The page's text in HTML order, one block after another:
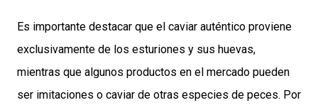
Es importante destacar que el caviar auténtico proviene
exclusivamente de los esturiones y sus huevas,
mientras que algunos productos en el mercado pueden
ser imitaciones o caviar de otras especies de peces. Por